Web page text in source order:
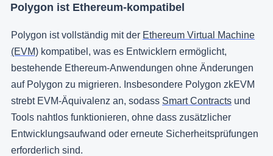
Polygon ist Ethereum-kompatibel
Polygon ist vollständig mit der Ethereum Virtual Machine
(EVM) kompatibel, was es Entwicklern ermöglicht,
bestehende Ethereum-Anwendungen ohne Änderungen
auf Polygon zu migrieren. Insbesondere Polygon zkEVM
strebt EVM-Äquivalenz an, sodass Smart Contracts und
Tools nahtlos funktionieren, ohne dass zusätzlicher
Entwicklungsaufwand oder erneute Sicherheitsprüfungen
erforderlich sind.